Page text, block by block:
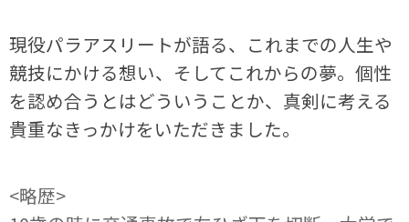
現役パラアスリートが語る、これまでの人生や
競技にかける想い、そしてこれからの夢。個性
を認め合うとはどういうことか、真剣に考える
貴重なきっかけをいただきました。
<略歴>